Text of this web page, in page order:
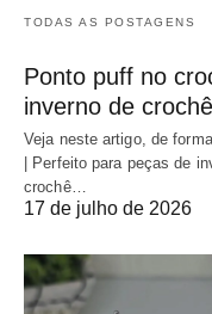
TODAS AS POSTAGENS
Ponto puff no
inverno de crochê
Veja neste artigo, de
| Perfeito para peças de
crochê…
17 de julho de 2026